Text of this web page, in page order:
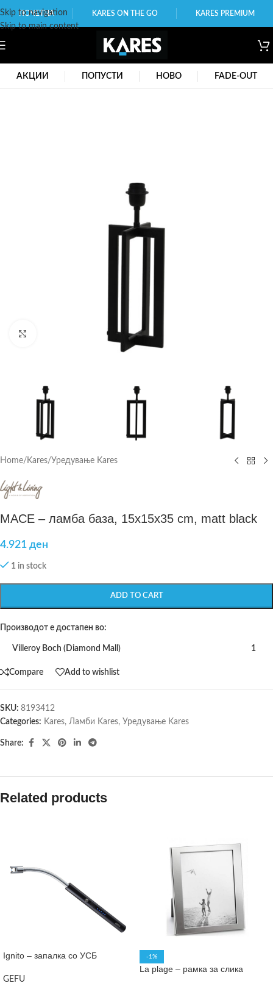
Skip to navigation
Skip to main content
ПОЧЕТНА KARES ON THE GO KARES PREMIUM
АКЦИИ ПОПУСТИ НОВО FADE-OUT
Home/ Kares/Уредување Kares
MACE – ламба база, 15x15x35 cm, matt black
4.921 ден
1 in stock
ADD TO CART
Производот е достапен во:
Villeroy Boch (Diamond Mall) 1
Compare Add to wishlist
SKU: 8193412
Categories: Kares, Ламби Kares, Уредување Kares
Share:
Related products
Ignito – запалка со УСБ
GEFU
-1%
La plage – рамка за слика